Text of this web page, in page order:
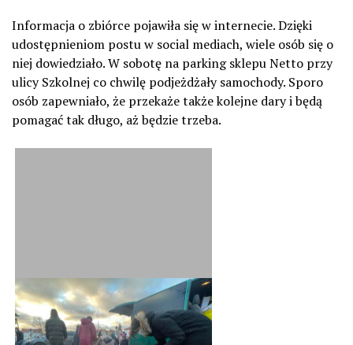
Informacja o zbiórce pojawiła się w internecie. Dzięki
udostępnieniom postu w social mediach, wiele osób się o
niej dowiedziało. W sobotę na parking sklepu Netto przy
ulicy Szkolnej co chwilę podjeżdżały samochody. Sporo
osób zapewniało, że przekaże także kolejne dary i będą
pomagać tak długo, aż będzie trzeba.